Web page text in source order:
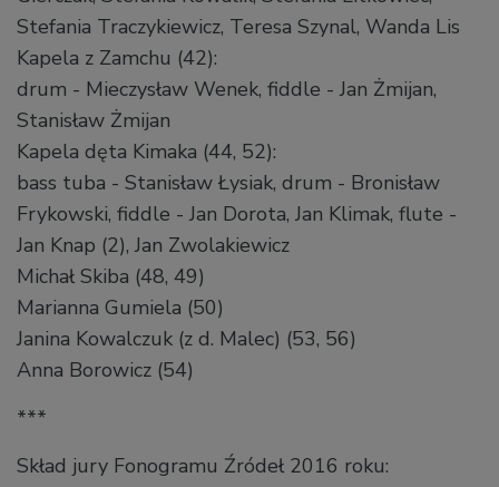
Stefania Traczykiewicz, Teresa Szynal, Wanda Lis
Kapela z Zamchu (42):
drum - Mieczysław Wenek, fiddle - Jan Żmijan,
Stanisław Żmijan
Kapela dęta Kimaka (44, 52):
bass tuba - Stanisław Łysiak, drum - Bronisław
Frykowski, fiddle - Jan Dorota, Jan Klimak, flute -
Jan Knap (2), Jan Zwolakiewicz
Michał Skiba (48, 49)
Marianna Gumiela (50)
Janina Kowalczuk (z d. Malec) (53, 56)
Anna Borowicz (54)
***
Skład jury Fonogramu Źródeł 2016 roku: